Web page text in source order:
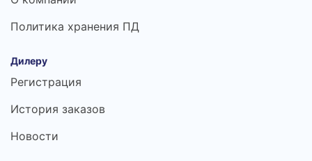
Политика хранения ПД
Дилеру
Регистрация
История заказов
Новости